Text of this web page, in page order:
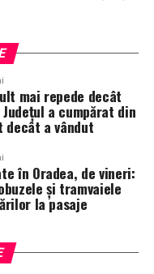
mai repede decât
a cumpărat din
a vândut
în Oradea, de vineri:
și tramvaiele
la pasaje